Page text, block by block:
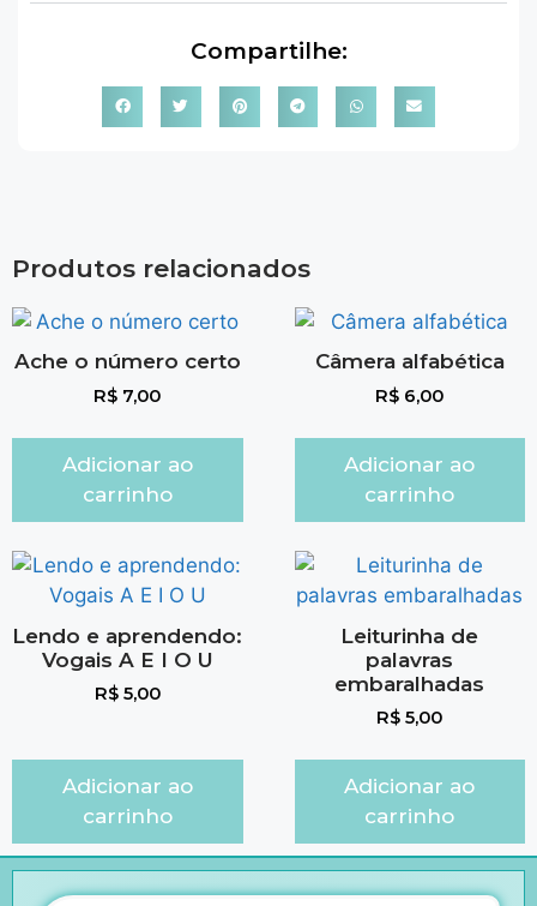
Compartilhe:
Produtos relacionados
Ache o número certo
R$ 7,00
Adicionar ao
carrinho
Câmera alfabética
R$ 6,00
Adicionar ao
carrinho
Lendo e aprendendo:
Vogais A E I O U
R$5,00
Adicionar ao
carrinho
Leiturinha de
palavras
embaralhadas
R$ 5,00
Adicionar ao
carrinho